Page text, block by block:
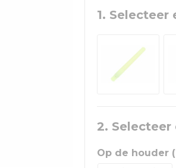
1. Selecteer
2.
Op de houder